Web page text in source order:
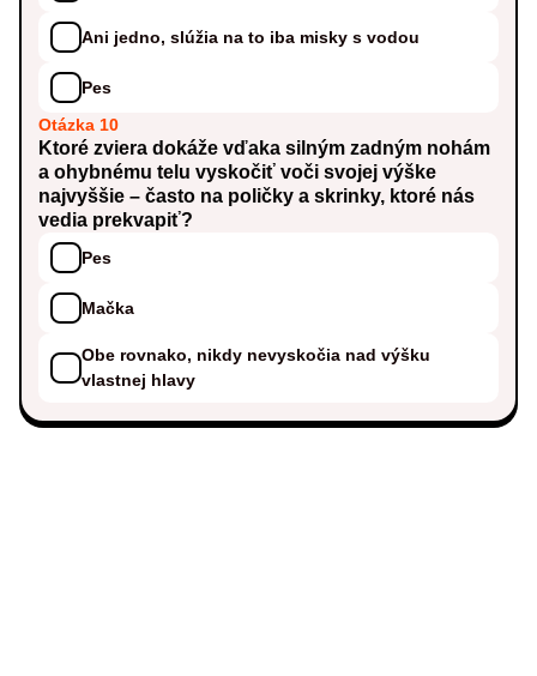
Ani jedno, slúžia na to iba misky s vodou
Pes
Otázka 10
Ktoré zviera dokáže vďaka silným zadným nohám
a ohybnému telu vyskočiť voči svojej výške
najvyššie – často na poličky a skrinky, ktoré nás
vedia prekvapiť?
Pes
Mačka
Obe rovnako, nikdy nevyskočia nad výšku
vlastnej hlavy